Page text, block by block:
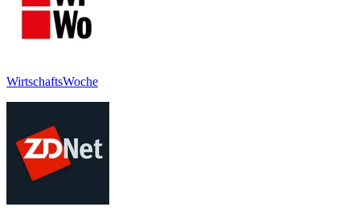
WirtschaftsWoche